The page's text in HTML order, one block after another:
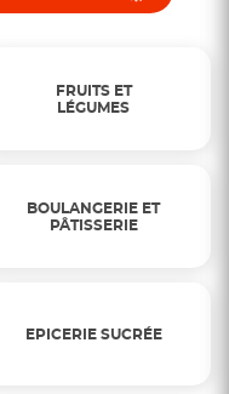
FRUITS ET
LÉGUMES
BOULANGERIE ET
PÂTISSERIE
EPICERIE SUCRÉE